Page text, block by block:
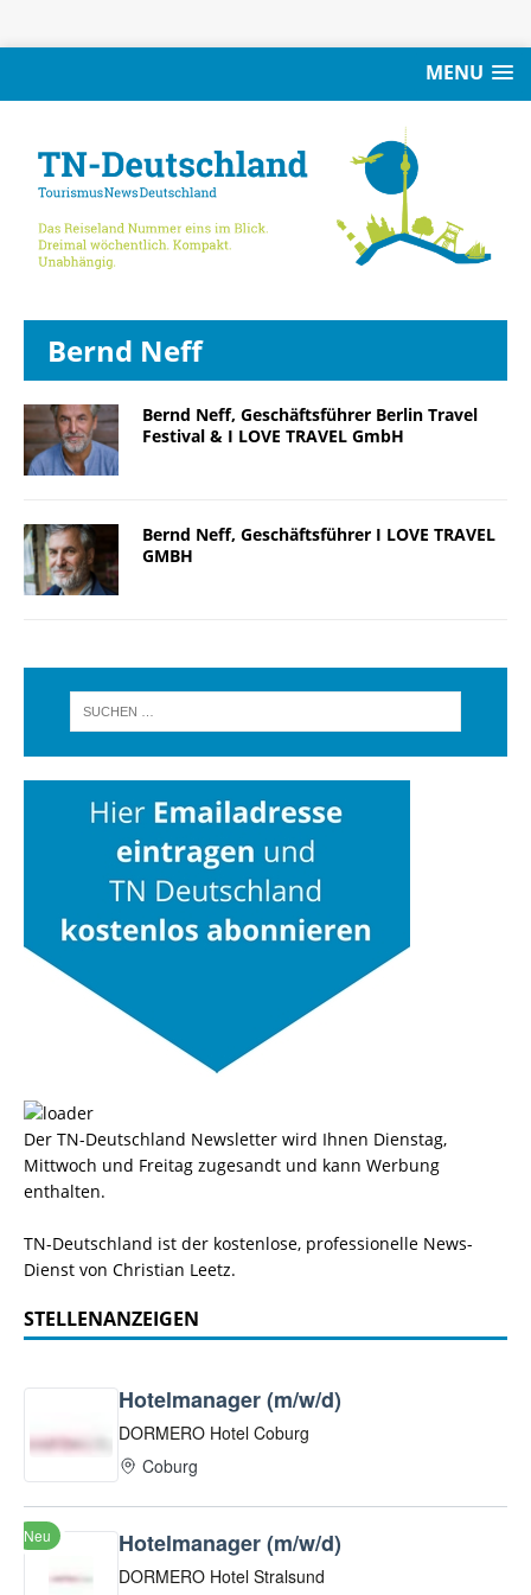
MENU
Bernd Neff
Bernd Neff, Geschäftsführer Berlin Travel
Festival & I LOVE TRAVEL GmbH
Bernd Neff, Geschäftsführer I LOVE TRAVEL
GMBH
Der TN-Deutschland Newsletter wird Ihnen Dienstag,
Mittwoch und Freitag zugesandt und kann Werbung
enthalten.
TN-Deutschland ist der kostenlose, professionelle News-
Dienst von Christian Leetz.
STELLENANZEIGEN